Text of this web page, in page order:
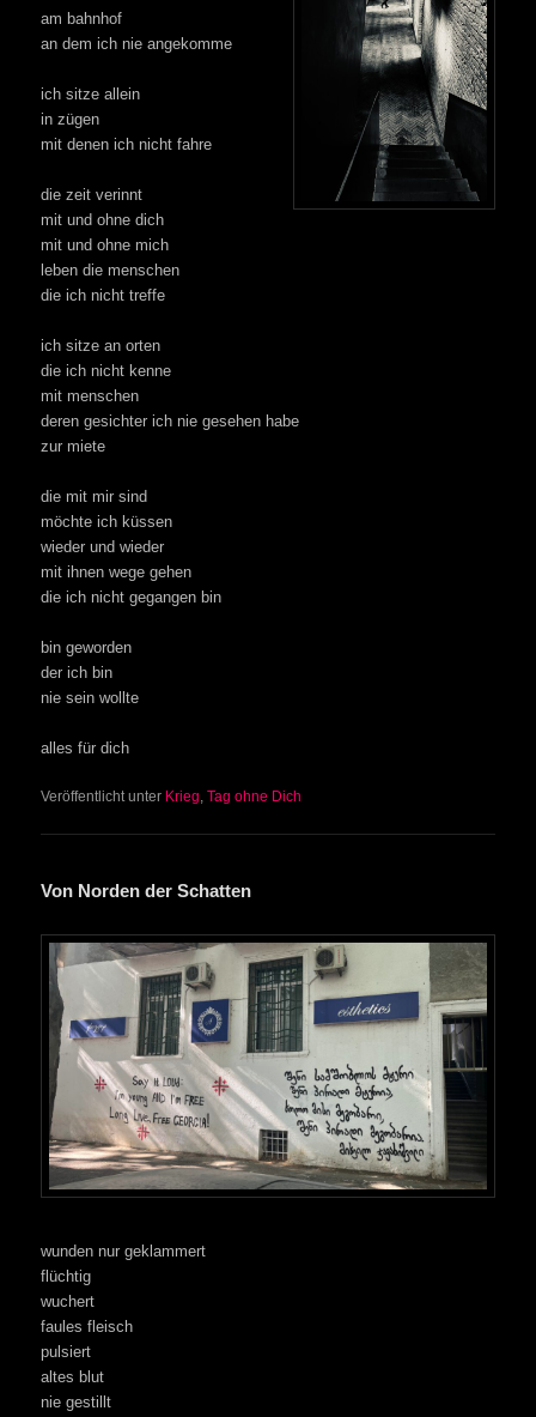
am bahnhof
an dem ich nie angekomme
ich sitze allein
in zügen
mit denen ich nicht fahre
die zeit verinnt
mit und ohne dich
mit und ohne mich
leben die menschen
die ich nicht treffe
ich sitze an orten
die ich nicht kenne
mit menschen
deren gesichter ich nie gesehen habe
zur miete
die mit mir sind
möchte ich küssen
wieder und wieder
mit ihnen wege gehen
die ich nicht gegangen bin
bin geworden
der ich bin
nie sein wollte
alles für dich
Veröffentlicht unter Krieg,Tag ohne Dich
Von Norden der Schatten
wunden nur geklammert
flüchtig
wuchert
faules fleisch
pulsiert
altes blut
nie gestillt